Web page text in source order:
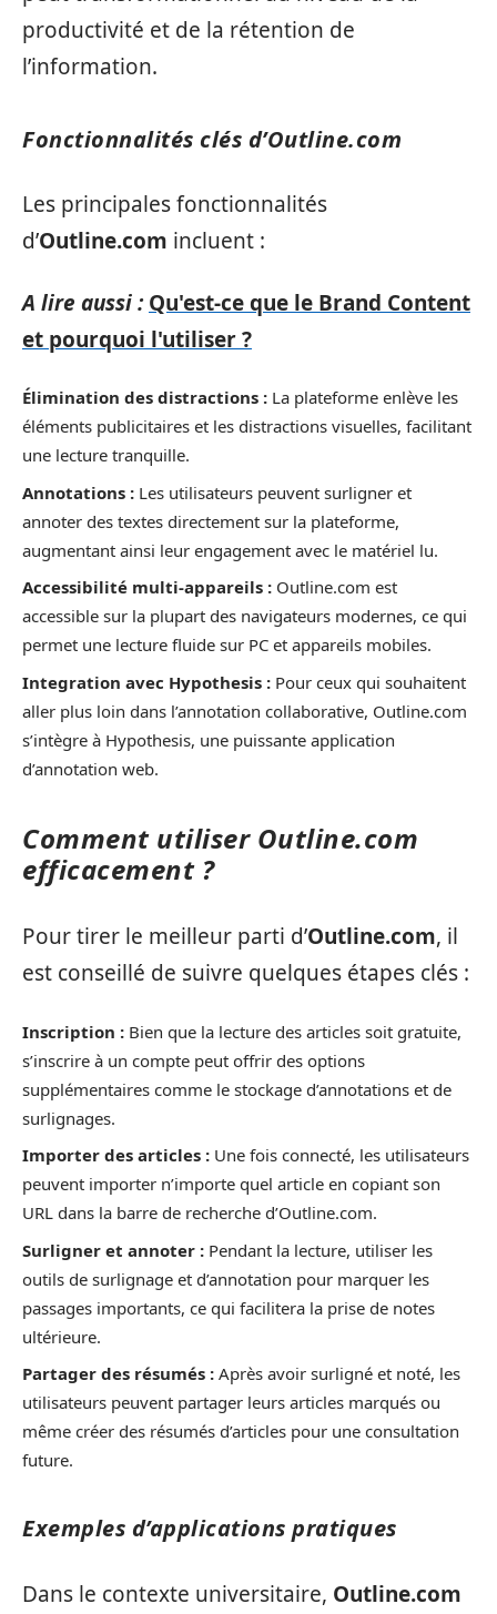
productivité et de la rétention de
l’information.
Fonctionnalités clés d’Outline.com
Les principales fonctionnalités
d’Outline.com incluent :
A lire aussi : Qu'est-ce que le Brand Content
et pourquoi l'utiliser ?
Élimination des distractions : La plateforme enlève les
éléments publicitaires et les distractions visuelles, facilitant
une lecture tranquille.
Annotations : Les utilisateurs peuvent surligner et
annoter des textes directement sur la plateforme,
augmentant ainsi leur engagement avec le matériel lu.
Accessibilité multi-appareils : Outline.com est
accessible sur la plupart des navigateurs modernes, ce qui
permet une lecture fluide sur PC et appareils mobiles.
Integration avec Hypothesis : Pour ceux qui souhaitent
aller plus loin dans l’annotation collaborative, Outline.com
s’intègre à Hypothesis, une puissante application
d’annotation web.
Comment utiliser Outline.com
efficacement ?
Pour tirer le meilleur parti d’Outline.com, il
est conseillé de suivre quelques étapes clés :
Inscription : Bien que la lecture des articles soit gratuite,
s’inscrire à un compte peut offrir des options
supplémentaires comme le stockage d’annotations et de
surlignages.
Importer des articles : Une fois connecté, les utilisateurs
peuvent importer n’importe quel article en copiant son
URL dans la barre de recherche d’Outline.com.
Surligner et annoter : Pendant la lecture, utiliser les
outils de surlignage et d’annotation pour marquer les
passages importants, ce qui facilitera la prise de notes
ultérieure.
Partager des résumés : Après avoir surligné et noté, les
utilisateurs peuvent partager leurs articles marqués ou
même créer des résumés d’articles pour une consultation
future.
Exemples d’applications pratiques
Dans le contexte universitaire, Outline.com